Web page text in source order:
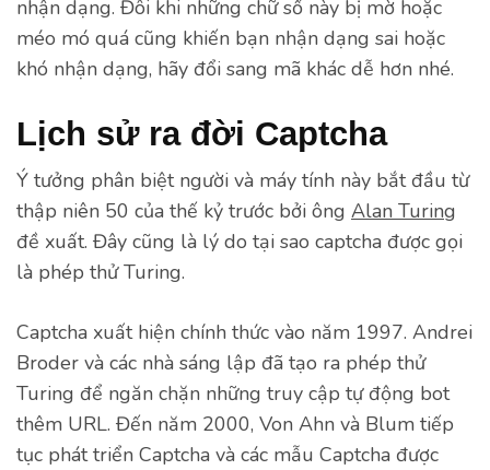
nhận dạng. Đôi khi những chữ số này bị mờ hoặc
méo mó quá cũng khiến bạn nhận dạng sai hoặc
khó nhận dạng, hãy đổi sang mã khác dễ hơn nhé.
Lịch sử ra đời Captcha
Ý tưởng phân biệt người và máy tính này bắt đầu từ
thập niên 50 của thế kỷ trước bởi ông Alan Turing
đề xuất. Đây cũng là lý do tại sao captcha được gọi
là phép thử Turing.
Captcha xuất hiện chính thức vào năm 1997. Andrei
Broder và các nhà sáng lập đã tạo ra phép thử
Turing để ngăn chặn những truy cập tự động bot
thêm URL. Đến năm 2000, Von Ahn và Blum tiếp
tục phát triển Captcha và các mẫu Captcha được